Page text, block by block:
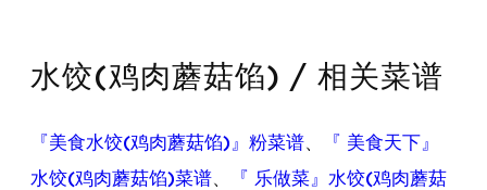
水饺(鸡肉蘑菇馅) / 相关菜谱
『美食水饺(鸡肉蘑菇馅)』粉菜谱、
『 美食天下』
水饺(鸡肉蘑菇馅)菜谱、
『 乐做菜』水饺(鸡肉蘑菇